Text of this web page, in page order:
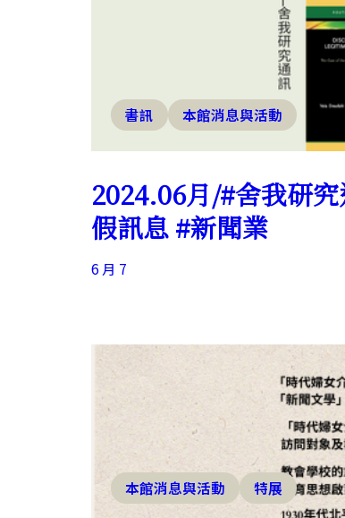
書訊 本館消息與活動
2024.06月/#舍我研
假訊息 #新聞業
6 月 7
本館消息與活動 特展